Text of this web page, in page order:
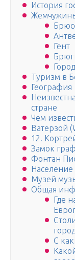
История
Гент
Туризм в
География
стране
Чем
Ватерзой
12.
Замок
Фонтан
Население
Музей
Общая
Где
С